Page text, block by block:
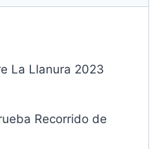
La Llanura 2023
Recorrido de